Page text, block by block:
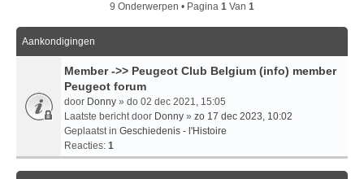
9 Onderwerpen • Pagina 1 Van 1
Aankondigingen
Member ->> Peugeot Club Belgium (info) member
Peugeot forum
door Donny » do 02 dec 2021, 15:05
Laatste bericht door Donny » zo 17 dec 2023, 10:02
Geplaatst in Geschiedenis - l'Histoire
Reacties: 1